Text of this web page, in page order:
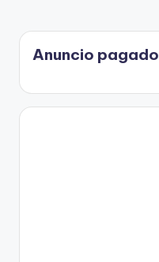
de
entradas
Anuncio pagado